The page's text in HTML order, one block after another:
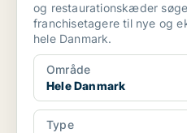
og restaurationskæder
franchisetagere til nye og
hele Danmark.
Område
Hele Danmark
Type